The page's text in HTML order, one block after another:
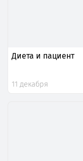
Диета и пациент
11 декабря